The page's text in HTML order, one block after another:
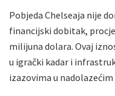
Pobjeda Chelseaja nije
financijski dobitak,
milijuna dolara. Ovaj
u igrački kadar i
izazovima u nadolazećim